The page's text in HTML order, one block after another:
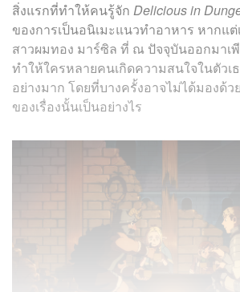
สิ่งแรกที่ทำให้คนรู้จัก Delicious in
ของการเป็นอนิเมะแนวทำอาหาร หากแ
สาวผมทอง มาร์ซิล ที่ ณ ปัจจุบันออกมาเ
ทำให้ใครหลายคนเกิดความสนใจในตัวเ
อย่างมาก โดยที่บางครั้งอาจไม่ได้มองด้
ของเรื่องนั้นเป็นอย่างไร